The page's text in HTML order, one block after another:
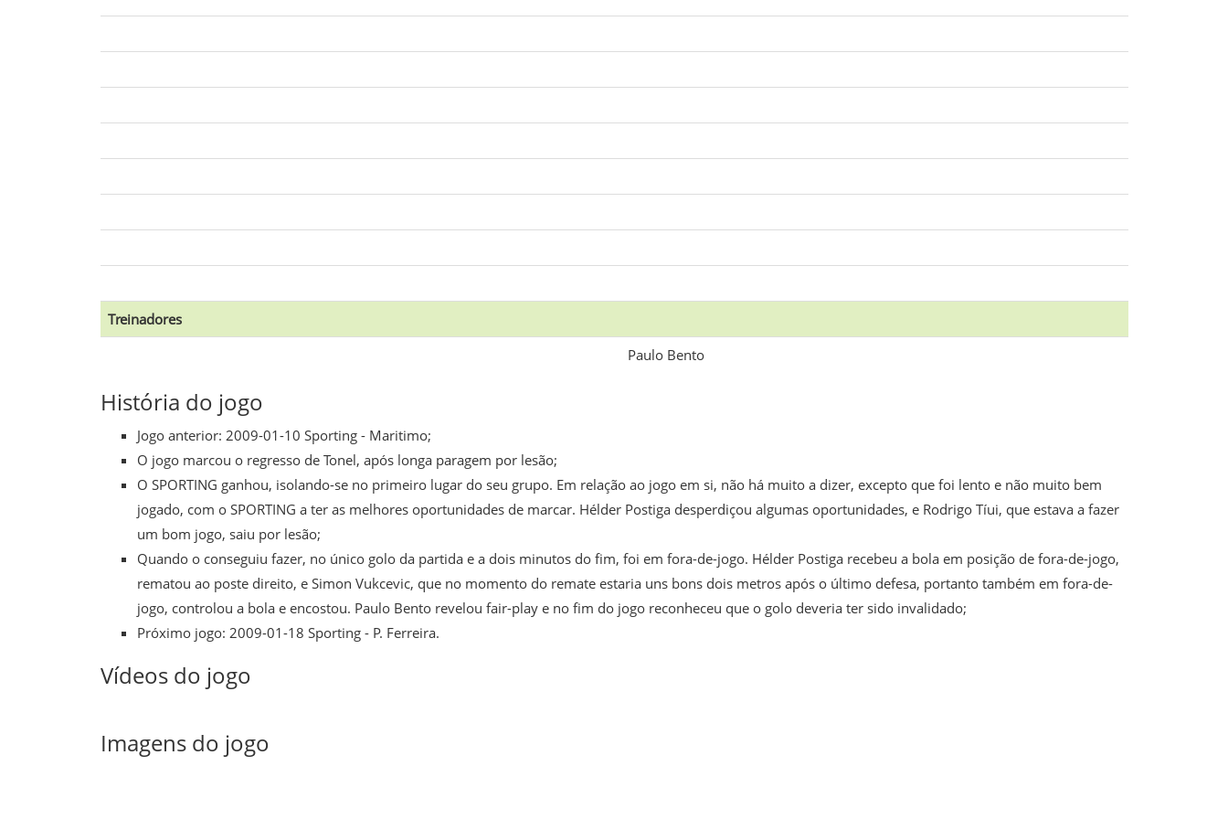
Treinadores
Paulo Bento
História do jogo
Jogo anterior: 2009-01-10 Sporting - Maritimo;
O jogo marcou o regresso de Tonel, após longa paragem por lesão;
O SPORTING ganhou, isolando-se no primeiro lugar do seu grupo. Em relação ao jogo em si, não há muito a dizer, excepto que foi lento e não muito bem
jogado, com o SPORTING a ter as melhores oportunidades de marcar. Hélder Postigadesperdiçou algumas oportunidades, e Rodrigo Tíui, que estava a fazer
um bom jogo, saiu por lesão;
Quando o conseguiu fazer, no único golo da partida e a dois minutos do fim, foi em fora-de-jogo. Hélder Postigarecebeu a bola em posição de fora-de-jogo,
rematou ao poste direito, e Simon Vukcevic, que no momento do remate estaria uns bons dois metros após o último defesa, portanto também em fora-de-
jogo, controlou a bola e encostou. Paulo Bentorevelou fair-play e no fim do jogo reconheceu que o golo deveria ter sido invalidado;
Próximo jogo: 2009-01-18 Sporting - P. Ferreira.
Vídeos do jogo
Imagens do jogo